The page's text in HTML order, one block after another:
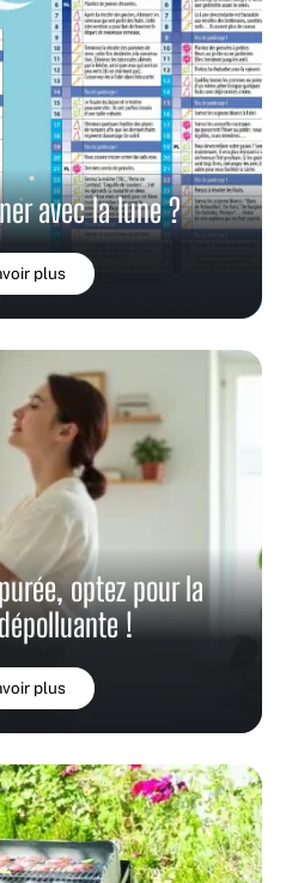
avec la lune ?
plus
optez pour la
!
plus